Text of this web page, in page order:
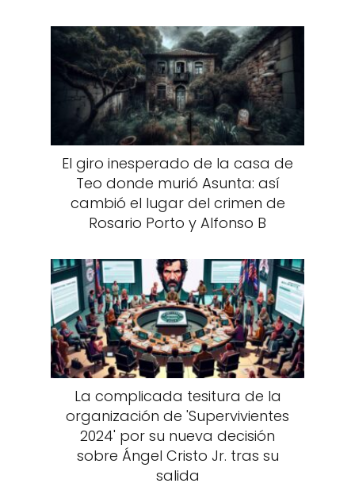
El giro inesperado de la casa de
Teo donde murió Asunta: así
cambió el lugar del crimen de
Rosario Porto y Alfonso B
La complicada tesitura de la
organización de 'Supervivientes
2024' por su nueva decisión
sobre Ángel Cristo Jr. tras su
salida